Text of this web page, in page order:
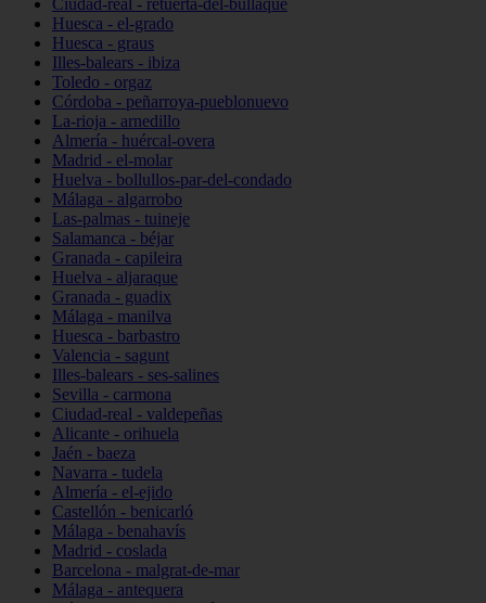
Ciudad-real - retuerta-del-bullaque
Huesca - el-grado
Huesca - graus
Illes-balears - ibiza
Toledo - orgaz
Córdoba - peñarroya-pueblonuevo
La-rioja - arnedillo
Almería - huércal-overa
Madrid - el-molar
Huelva - bollullos-par-del-condado
Málaga - algarrobo
Las-palmas - tuineje
Salamanca - béjar
Granada - capileira
Huelva - aljaraque
Granada - guadix
Málaga - manilva
Huesca - barbastro
Valencia - sagunt
Illes-balears - ses-salines
Sevilla - carmona
Ciudad-real - valdepeñas
Alicante - orihuela
Jaén - baeza
Navarra - tudela
Almería - el-ejido
Castellón - benicarló
Málaga - benahavís
Madrid - coslada
Barcelona - malgrat-de-mar
Málaga - antequera